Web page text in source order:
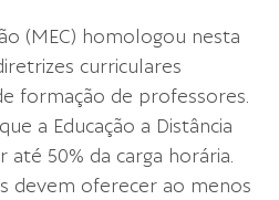
(MEC) homologou nesta
curriculares
formação de professores.
a Educação a Distância
até 50% da carga horária.
devem oferecer ao menos